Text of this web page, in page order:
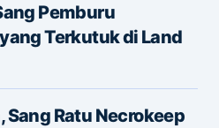
Pemburu
Terkutuk di Land
Sang Ratu Necrokeep